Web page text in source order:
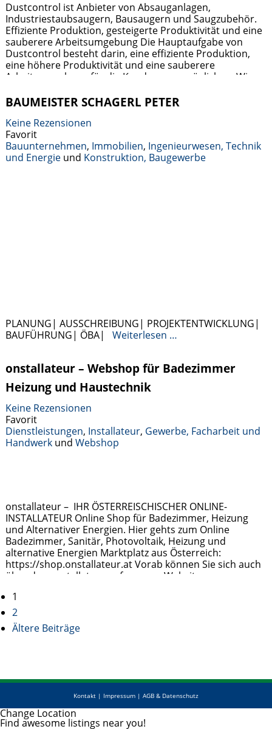
Dustcontrol ist Anbieter von Absauganlagen,
Industriestaubsaugern, Bausaugern und Saugzubehör.
Effiziente Produktion, gesteigerte Produktivität und eine
sauberere Arbeitsumgebung Die Hauptaufgabe von
Dustcontrol besteht darin, eine effiziente Produktion,
eine höhere Produktivität und eine sauberere
Arbeitsumgebung für die Kunden zu ermöglichen. Wir
die es dem Kunden ermöglichen, sich auf seine
Dustcontrol Serviceleistungen
BAUMEISTER SCHAGERL PETER
Keine Rezensionen
Favorit
Bauunternehmen, Immobilien, Ingenieurwesen, Technik
und Energie und Konstruktion, Baugewerbe
PLANUNG| AUSSCHREIBUNG| PROJEKTENTWICKLUNG|
BAUFÜHRUNG| ÖBA|Weiterlesen …
onstallateur – Webshop für Badezimmer
Heizung und Haustechnik
Keine Rezensionen
Favorit
Dienstleistungen, Installateur, Gewerbe, Facharbeit und
Handwerk undWebshop
onstallateur – IHR ÖSTERREISCHISCHER ONLINE-
INSTALLATEUR Online Shop für Badezimmer, Heizung
und Alternativer Energien. Hier gehts zum Online
Badezimmer, Sanitär, Photovoltaik, Heizung und
alternative Energien Marktplatz aus Österreich:
https://shop.onstallateur.at Vorab können Sie sich auch
über den onstallateur auf unserer Website zu
Navigos Strategiewerkstatt GmbH Multimedia – Agentur
Geschäftsführer: Gerhard Lernpeis 8047 Graz, Wilhelm
Gösser Gasse 56
Posts
navigation
1
2
Ältere Beiträge
Kontakt | Impressum | AGB & Datenschutz
Change Location
Find awesome listings near you!